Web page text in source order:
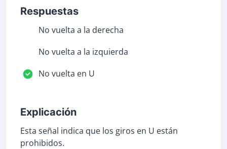
Respuestas
No vuelta a la derecha
No vuelta a la izquierda
No vuelta en U
Explicación
Esta señal indica que los giros en U están
prohibidos.